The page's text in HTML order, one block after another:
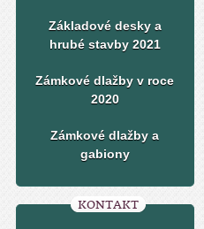
Základové desky a
hrubé stavby 2021
Zámkové dlažby v roce
2020
Zámkové dlažby a
gabiony
KONTAKT